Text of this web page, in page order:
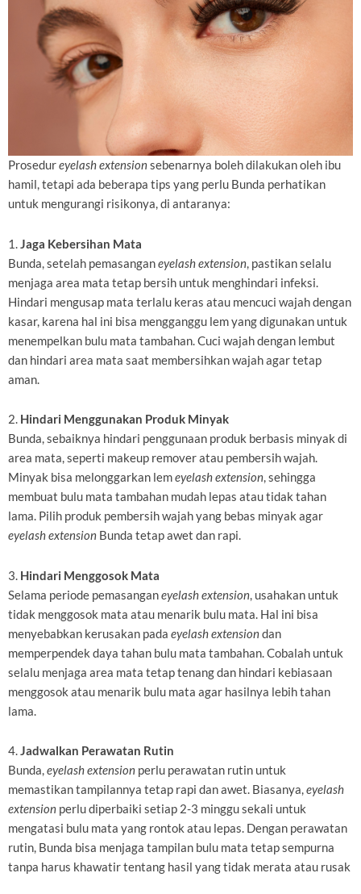
Prosedureyelash extensionsebenarnya boleh dilakukan oleh ibu
hamil, tetapi ada beberapa tips yang perlu Bunda perhatikan
untuk mengurangi risikonya, di antaranya:
1.Jaga Kebersihan Mata
Bunda, setelah pemasanganeyelash extension, pastikan selalu
menjaga area mata tetap bersih untuk menghindari infeksi.
Hindari mengusap mata terlalu keras atau mencuci wajah dengan
kasar, karena hal ini bisa mengganggu lem yang digunakan untuk
menempelkan bulu mata tambahan. Cuci wajah dengan lembut
dan hindari area mata saat membersihkan wajah agar tetap
aman.
2. Hindari Menggunakan Produk Minyak
Bunda, sebaiknya hindari penggunaan produk berbasis minyak di
area mata, seperti makeup remover atau pembersih wajah.
Minyak bisa melonggarkan lemeyelash extension, sehingga
membuat bulu mata tambahan mudah lepas atau tidak tahan
lama. Pilih produk pembersih wajah yang bebas minyak agar
eyelash extension Bunda tetap awet dan rapi.
3. Hindari Menggosok Mata
Selama periode pemasanganeyelash extension, usahakan untuk
tidak menggosok mata atau menarik bulu mata. Hal ini bisa
menyebabkan kerusakan pada eyelash extensiondan
memperpendek daya tahan bulu mata tambahan. Cobalah untuk
selalu menjaga area mata tetap tenang dan hindari kebiasaan
menggosok atau menarik bulu mata agar hasilnya lebih tahan
lama.
4.Jadwalkan Perawatan Rutin
Bunda,eyelash extension perlu perawatan rutin untuk
memastikan tampilannya tetap rapi dan awet. Biasanya,eyelash
extension perlu diperbaiki setiap 2-3 minggu sekali untuk
mengatasi bulu mata yang rontok atau lepas. Dengan perawatan
rutin, Bunda bisa menjaga tampilan bulu mata tetap sempurna
tanpa harus khawatir tentang hasil yang tidak merata atau rusak